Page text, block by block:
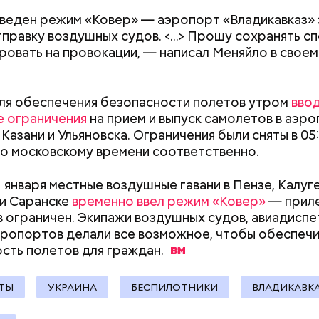
режим «Ковер» — аэропорт «Владикавказ»
воздушных судов. <...> Прошу сохранять
на провокации, — написал Меняйло в своем
обеспечения безопасности полетов утром
ограничения на прием и выпуск самолетов в
и Ульяновска. Ограничения были сняты в
московскому времени соответственно.
местные воздушные гавани в Пензе,
Саранске временно ввел режим «Ковер»—
ограничен. Экипажи воздушных судов,
делали все возможное, чтобы
полетов для граждан.
УКРАИНА БЕСПИЛОТНИКИ
В квартире потерпевших
видеонаблюдения. На записи попал 25-
Артем Миссюра, который тайно приходил в
младшая сестра.
отправились в село Чанко, где может
Параллельно с этим в Махачкале
Въезд и выезд в город перекрыты.
патрулируют улицы, железнодорожный вокзал
не получить штраф
рублей от
трудной